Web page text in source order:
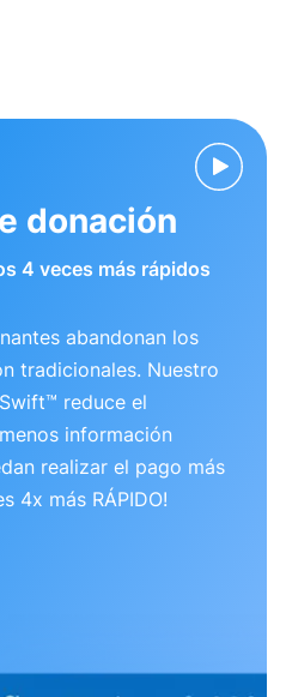
donación
4 veces más rápidos
abandonan los
tradicionales. Nuestro
reduce el
información
realizar el pago más
4x más RÁPIDO!